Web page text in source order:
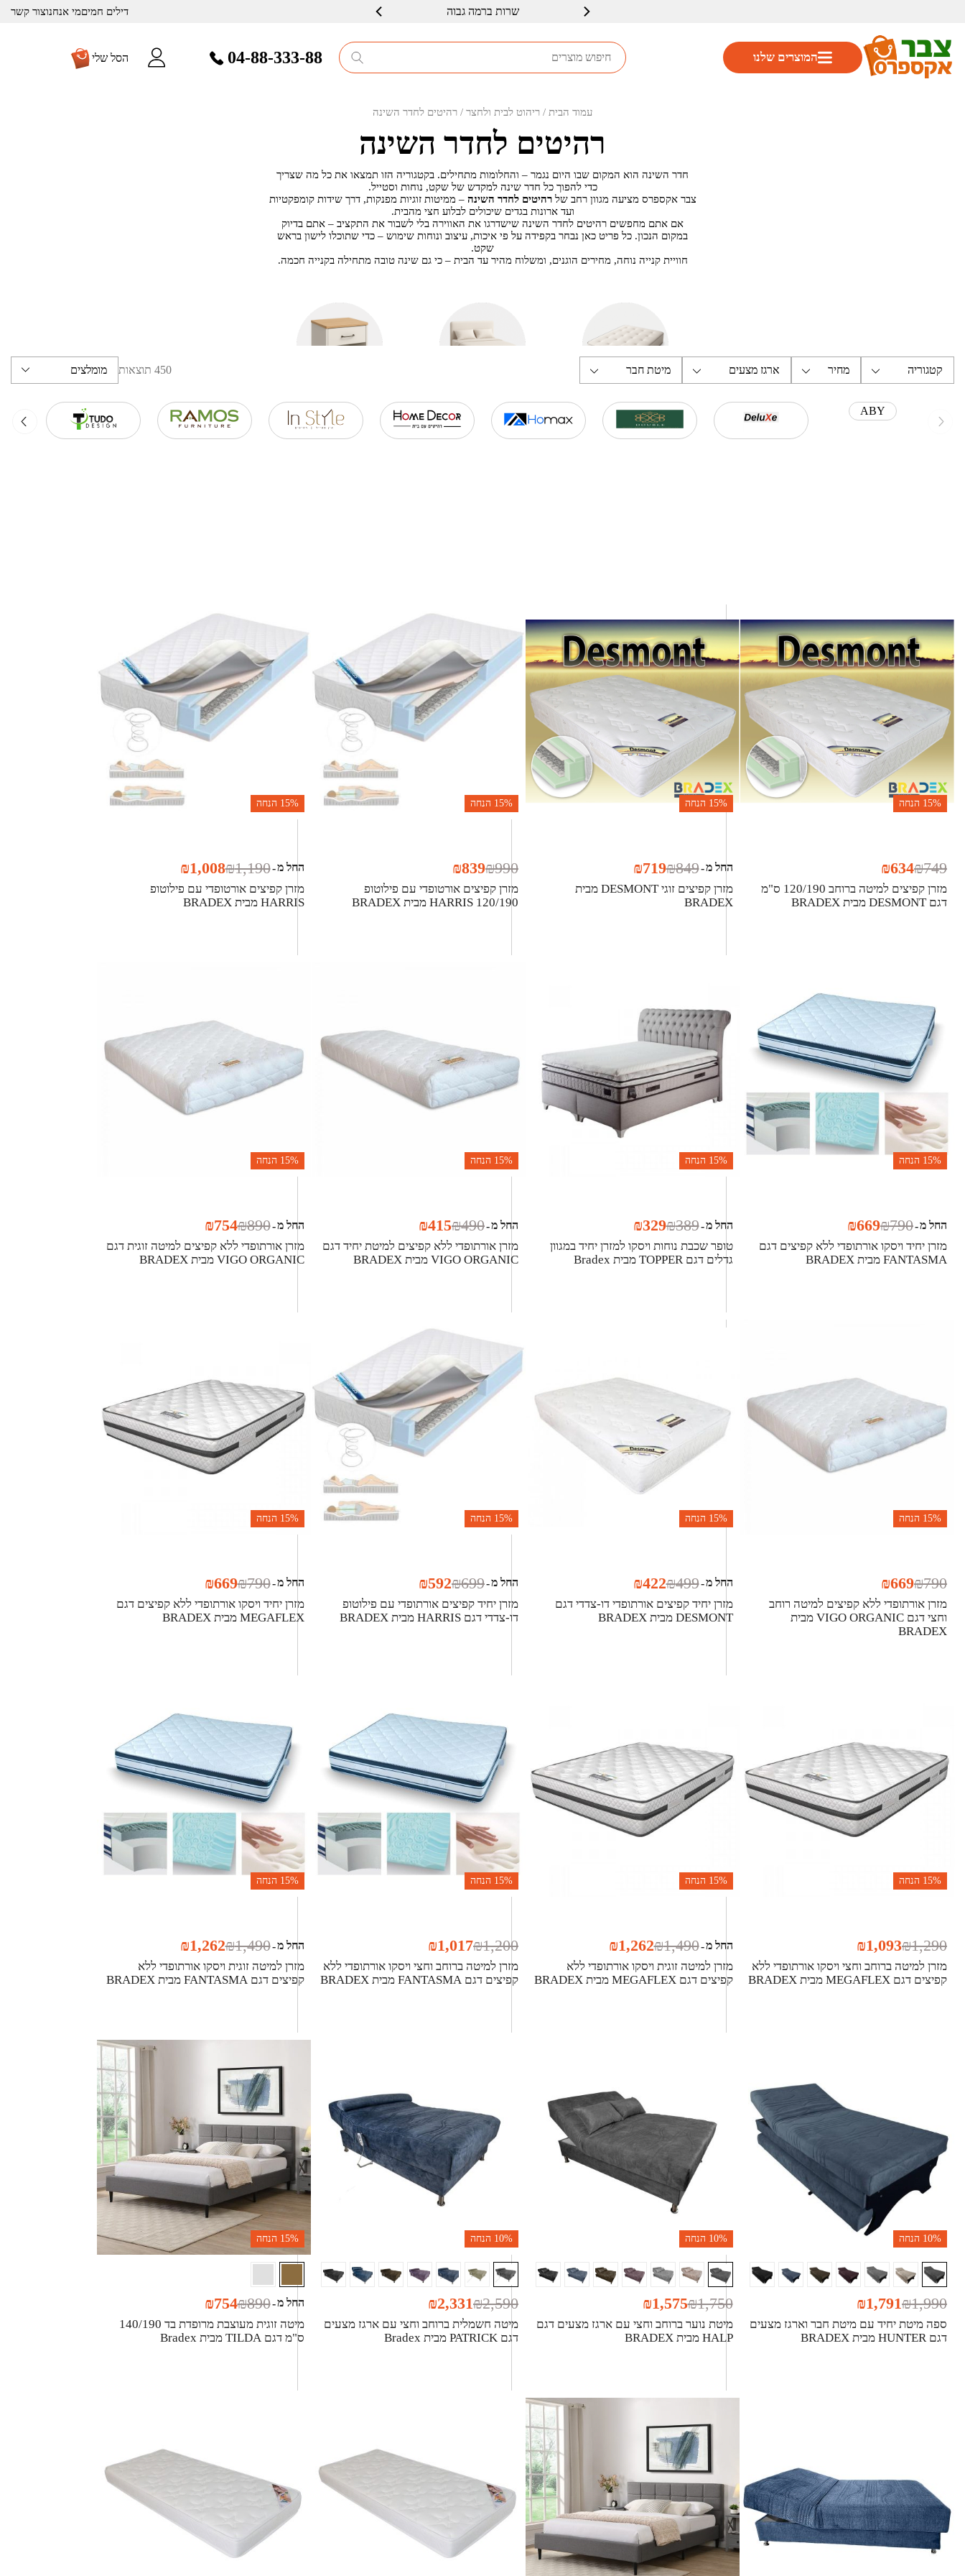
דילים חמיםמי אנחנוצור קשר שרות ברמה גבוה
04-88-333-88 הסל שלי המוצרים שלנו
עמוד הבית / ריהוט לבית ולחצר / רהיטים לחדר השינה
רהיטים לחדר השינה
חדר השינה הוא המקום שבו היום נגמר – והחלומות מתחילים. בקטגוריה הזו תמצאו את כל מה שצריך
כדי להפוך כל חדר שינה למקדש של שקט, נוחות וסטייל.
צבר אקספרס מציעה מגוון רחב שלרהיטים לחדר השינה – ממיטות זוגיות מפנקות, דרך שידות קומפקטיות
ועד ארונות בגדים שיכולים לבלוע חצי מהבית.
אם אתם מחפשים רהיטים לחדר השינה שישדרגו את האווירה בלי לשבור את התקציב – אתם בדיוק
במקום הנכון. כל פריט כאן נבחר בקפידה על פי איכות, עיצוב ונוחות שימוש – כדי שתוכלו לישון בראש
שקט.
חוויית קנייה נוחה, מחירים הוגנים, ומשלוח מהיר עד הבית – כי גם שינה טובה מתחילה בקנייה חכמה.
מזרונים שידות לילה
קטגוריה מחיר ארגז מצעים מיטת חבר 450 תוצאות מומלצים
ABY
15% הנחה
מזרן קפיצים למיטה ברוחב 120/190 ס"מ
דגם DESMONT מבית BRADEX
₪749
₪634
15% הנחה
מזרן קפיצים זוגי DESMONT מבית
BRADEX
החל מ-
₪849
₪719
15% הנחה
מזרן קפיצים אורטופדי עם פילוטופ
HARRIS 120/190 מבית BRADEX
₪990
₪839
15% הנחה
מזרן קפיצים אורטופדי עם פילוטופ
HARRIS מבית BRADEX
החל מ-
₪1,190
₪1,008
15% הנחה
מזרן יחיד ויסקו אורתופדי ללא קפיצים דגם
FANTASMA מבית BRADEX
החל מ-
₪790
₪669
15% הנחה
טופר שכבת נוחות ויסקו למזרן יחיד במגוון
גדלים דגם TOPPER מבית Bradex
החל מ-
₪389
₪329
15% הנחה
מזרן אורתופדי ללא קפיצים למיטת יחיד דגם
VIGO ORGANIC מבית BRADEX
החל מ-
₪490
₪415
15% הנחה
מזרן אורתופדי ללא קפיצים למיטה זוגית דגם
VIGO ORGANIC מבית BRADEX
החל מ-
₪890
₪754
15% הנחה
מזרן אורתופדי ללא קפיצים למיטה רוחב
וחצי דגם VIGO ORGANIC מבית
BRADEX
₪790
₪669
15% הנחה
מזרן יחיד קפיצים אורתופדי דו-צדדי דגם
DESMONT מבית BRADEX
החל מ-
₪499
₪422
15% הנחה
מזרן יחיד קפיצים אורתופדי עם פילוטופ
דו-צדדי דגם HARRIS מבית BRADEX
החל מ-
₪699
₪592
15% הנחה
מזרן יחיד ויסקו אורתופדי ללא קפיצים דגם
MEGAFLEX מבית BRADEX
החל מ-
₪790
₪669
15% הנחה
מזרן למיטה ברוחב וחצי ויסקו אורתופדי ללא
קפיצים דגם MEGAFLEX מבית BRADEX
₪1,290
₪1,093
15% הנחה
מזרן למיטה זוגית ויסקו אורתופדי ללא
קפיצים דגם MEGAFLEX מבית BRADEX
החל מ-
₪1,490
₪1,262
15% הנחה
מזרן למיטה ברוחב וחצי ויסקו אורתופדי ללא
קפיצים דגם FANTASMA מבית BRADEX
₪1,200
₪1,017
15% הנחה
מזרן למיטה זוגית ויסקו אורתופדי ללא
קפיצים דגם FANTASMA מבית BRADEX
החל מ-
₪1,490
₪1,262
10% הנחה
ספה מיטת יחיד עם מיטת חבר וארגז מצעים
דגם HUNTER מבית BRADEX
₪1,990
₪1,791
10% הנחה
מיטת נוער ברוחב וחצי עם ארגז מצעים דגם
HALP מבית BRADEX
₪1,750
₪1,575
10% הנחה
מיטה חשמלית ברוחב וחצי עם ארגז מצעים
דגם PATRICK מבית Bradex
₪2,590
₪2,331
15% הנחה
מיטה זוגית מעוצבת מרופדת בד 140/190
ס"מ דגם TILDA מבית Bradex
החל מ-
₪890
₪754